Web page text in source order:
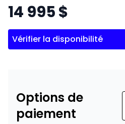
14 995$
Vérifier la disponibilité
Options de
paiement